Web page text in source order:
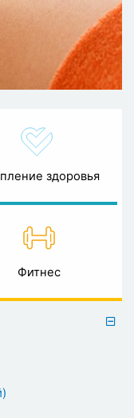
здоровья
Фитнес